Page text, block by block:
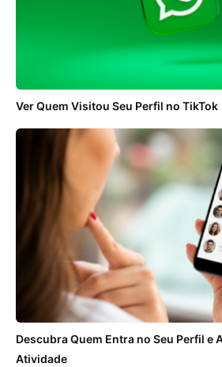
Ver Quem Visitou Seu Perfil no TikTok
Descubra Quem Entra no Seu Perfil e
Atividade